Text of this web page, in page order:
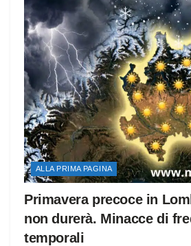
ALLA PRIMA PAGINA
Primavera precoce in
non durerà. Minacce di
temporali